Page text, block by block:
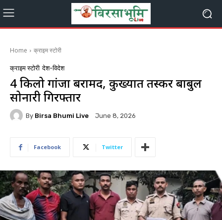
Home क्राइम स्टोरी
क्राइम स्टोरी देश-विदेश
4 किलो गांजा बरामद, कुख्यात तस्कर बाबुल
सोनारी गिरफ्तार
By Birsa Bhumi Live June 8, 2026
Facebook Twitter